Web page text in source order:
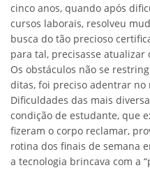
cinco anos, quando após
cursos laborais, resolveu
busca do tão precioso
para tal, precisasse
Os obstáculos não se
ditas, foi preciso adentrar no
Dificuldades das mais
condição de estudante, que
fizeram o corpo reclamar,
rotina dos finais de semana
a tecnologia brincava com a